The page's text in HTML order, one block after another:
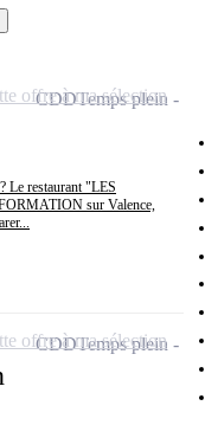
Le restaurant "LES
sur Valence,
CDDTemps plein
offre à ma sélection
CDDTemps plein
offre à ma sélection